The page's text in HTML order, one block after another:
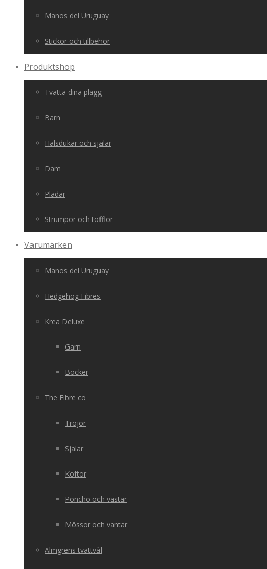
Manos del Uruguay
Stickor och tillbehör
Produktshop
Tvätta dina plagg
Barn
Halsdukar och sjalar
Dam
Plädar
Strumpor och tofflor
Varumärken
Manos del Uruguay
Hedgehog Fibres
Krea Deluxe
Garn
Böcker
The Fibre co
Tröjor
Sjalar
Koftor
Poncho och västar
Mössor och vantar
Almgrens tvättvål